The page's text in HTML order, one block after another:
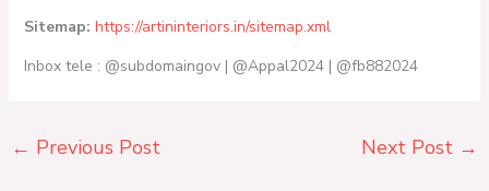
Sitemap: https://artininteriors.in/sitemap.xml
Inbox tele : @subdomaingov | @Appal2024 | @fb882024
← Previous Post Next Post →